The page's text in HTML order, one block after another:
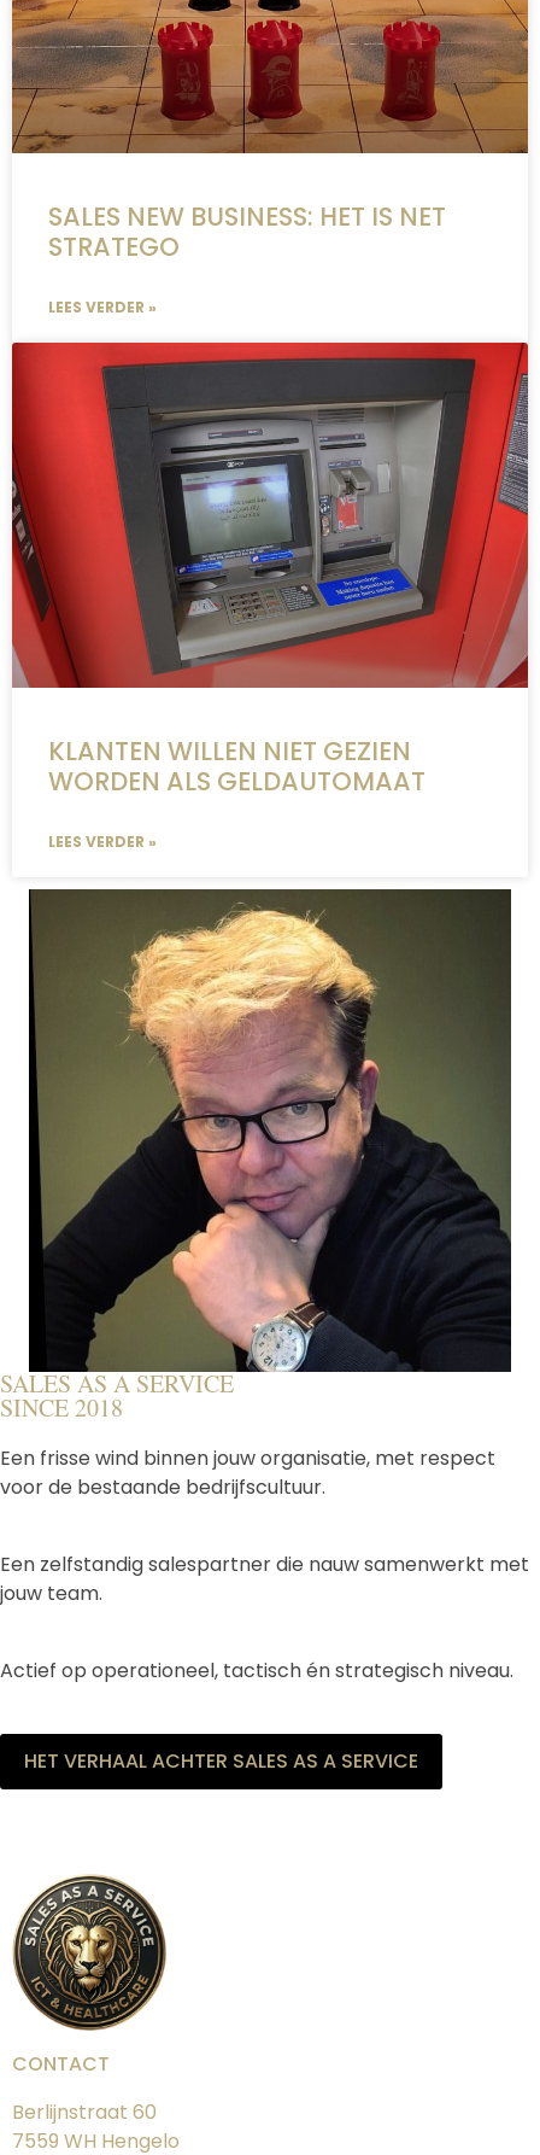
SALES NEW BUSINESS: HET IS NET
STRATEGO
LEES VERDER »
KLANTEN WILLEN NIET GEZIEN
WORDEN ALS GELDAUTOMAAT
LEES VERDER »
SALES AS A SERVICE
SINCE 2018
Een frisse wind binnen jouw organisatie, met respect
voor de bestaande bedrijfscultuur.
Een zelfstandig salespartner die nauw samenwerkt met
jouw team.
Actief op operationeel, tactisch én strategisch niveau.
HET VERHAAL ACHTER SALES AS A SERVICE
CONTACT
Berlijnstraat 60
7559 WH Hengelo